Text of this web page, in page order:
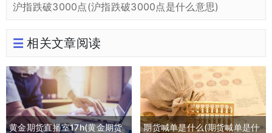
沪指跌破3000点(沪指跌破3000点是什么意思)
相关文章阅读
黄金期货直播室17h(黄金期货 期货喊单是什么(期货喊单是什